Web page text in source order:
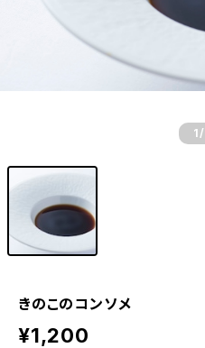
1
きのこのコンソメ
¥1,200